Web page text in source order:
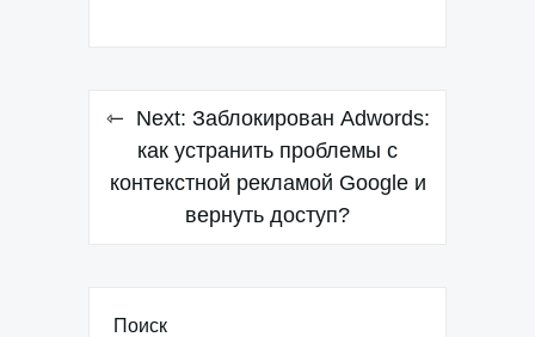
Навигация
записям
Next: Заблокирован Adwords:
как устранить проблемы с
контекстной рекламой Google и
вернуть доступ?
Поиск